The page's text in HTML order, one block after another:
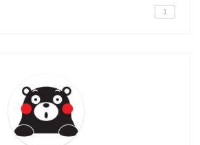
1
大学入試英語対策講座
英語名言・格言・カッコい
い英語＆素敵な英文フレー